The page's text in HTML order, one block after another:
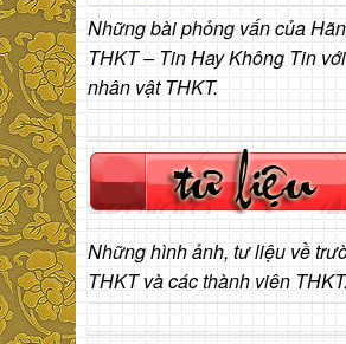
Những bài phỏng vấn của
THKT – Tin Hay Không Tin
nhân vật THKT.
Những hình ảnh, tư liệu về
THKT và các thành viên